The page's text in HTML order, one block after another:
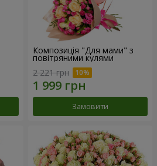
Композиція "Для мами" з
повітряними кулями
2 221 грн
Замовити